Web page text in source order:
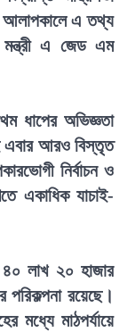
আলাপকালে এ তথ্য
মন্ত্রী এ জেড এম
ধাপের অভিজ্ঞতা
এবার আরও বিস্তৃত
নির্বাচন ও
একাধিক যাচাই-
৪০ লাখ ২০ হাজার
পরিকল্পনা রয়েছে।
মধ্যে মাঠপর্যায়ে